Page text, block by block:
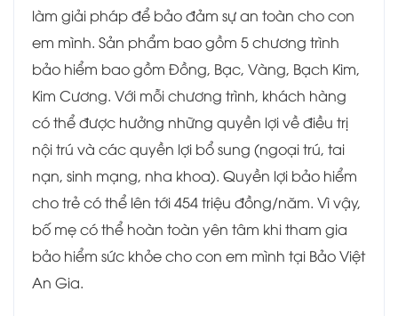
làm giải pháp để bảo đảm sự an toàn cho con
em mình. Sản phẩm bao gồm 5 chương trình
bảo hiểm bao gồm Đồng, Bạc, Vàng, Bạch Kim,
Kim Cương. Với mỗi chương trình, khách hàng
có thể được hưởng những quyền lợi về điều trị
nội trú và các quyền lợi bổ sung (ngoại trú, tai
nạn, sinh mạng, nha khoa). Quyền lợi bảo hiểm
cho trẻ có thể lên tới 454 triệu đồng/năm. Vì vậy,
bố mẹ có thể hoàn toàn yên tâm khi tham gia
bảo hiểm sức khỏe cho con em mình tại Bảo Việt
An Gia.